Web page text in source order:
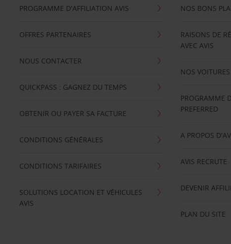
PROGRAMME D'AFFILIATION AVIS
OFFRES PARTENAIRES
NOUS CONTACTER
QUICKPASS : GAGNEZ DU TEMPS
OBTENIR OU PAYER SA FACTURE
CONDITIONS GÉNÉRALES
CONDITIONS TARIFAIRES
SOLUTIONS LOCATION ET VÉHICULES
AVIS
NOS BONS
RAISONS DE
AVEC AVIS
NOS
PROGRAMME
PREFERRED
A PROPOS
AVIS RECRUTE
DEVENIR
PLAN DU SITE